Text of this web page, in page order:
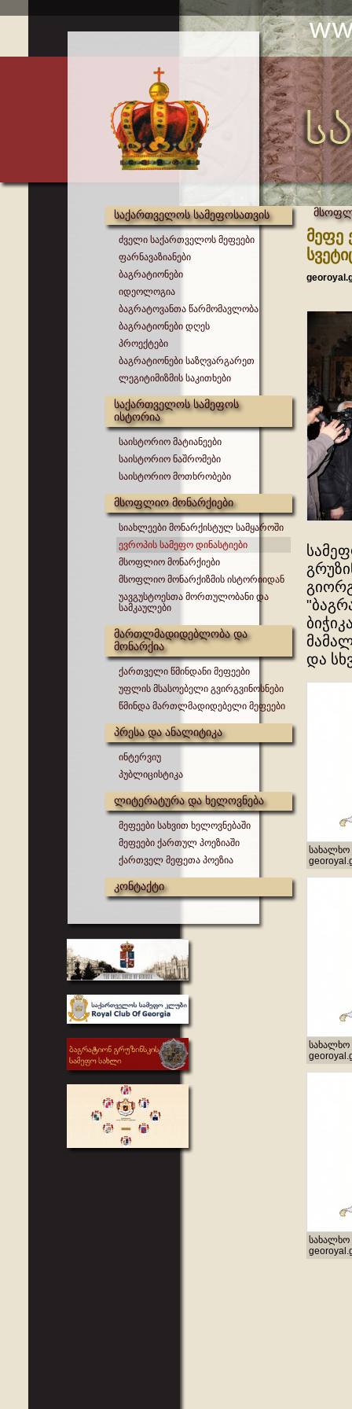
საქართველოს სამეფოსათვის
ძველი საქართველოს მეფეები
ფარნავაზიანები
ბაგრატიონები
იდეოლოგია
ბაგრატოვანთა წარმომავლობა
ბაგრატიონები დღეს
პროექტები
ბაგრატიონები საზღვარგარეთ
ლეგიტიმიზმის საკითხები
საქართველოს სამეფოს
ისტორია
საისტორიო მატიანეები
საისტორიო ნაშრომები
საისტორიო მოთხრობები
მსოფლიო მონარქიები
სიახლეები მონარქისტულ სამყაროში
ევროპის სამეფო დინასტიები
მსოფლიო მონარქიები
მსოფლიო მონარქიზმის ისტორიიდან
უავგუსტოესთა მორთულობანი და
სამკაულები
მართლმადიდებლობა და
მონარქია
ქართველი წმინდანი მეფეები
უფლის მსასოებელი გვირგვინოსნები
წმინდა მართლმადიდებელი მეფეები
პრესა და ანალიტიკა
ინტერვიუ
პუბლიცისტიკა
ლიტერატურა და ხელოვნება
მეფეები სახვით ხელოვნებაში
მეფეები ქართულ პოეზიაში
ქართველ მეფეთა პოეზია
კონტაქტი
მეფე
და
სახალხო
სახალხო
სახალხო